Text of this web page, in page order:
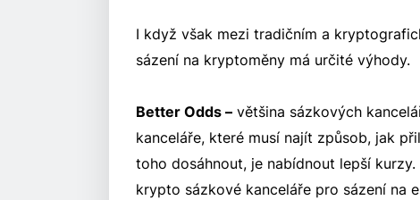
I když však mezi tradičním a
sázení na kryptoměny má určité výhody.
Better Odds – většina sázkových
kanceláře, které musí najít způsob, jak
toho dosáhnout, je nabídnout lepší
krypto sázkové kanceláře pro sázení na